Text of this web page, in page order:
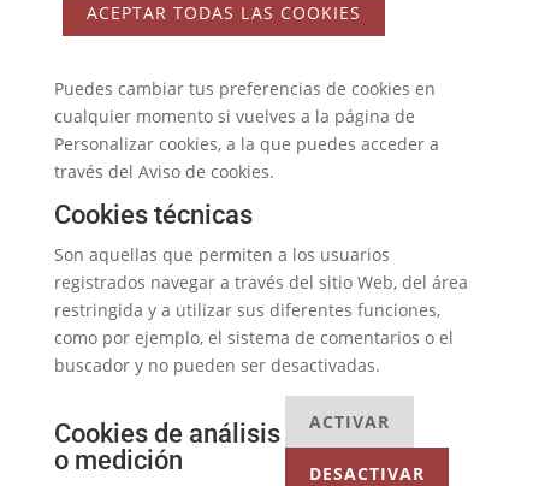
ACEPTAR TODAS LAS COOKIES
Puedes cambiar tus preferencias de cookies en
cualquier momento si vuelves a la página de
Personalizar cookies, a la que puedes acceder a
través del Aviso de cookies.
Cookies técnicas
Son aquellas que permiten a los usuarios
registrados navegar a través del sitio Web, del área
restringida y a utilizar sus diferentes funciones,
como por ejemplo, el sistema de comentarios o el
buscador y no pueden ser desactivadas.
Cookies de análisis
o medición
ACTIVAR
DESACTIVAR